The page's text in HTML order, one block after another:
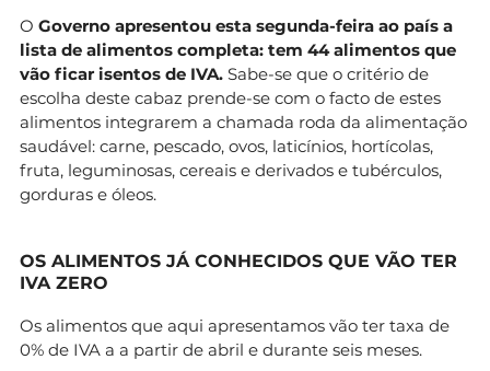
O Governo apresentou esta segunda-feira ao país a
lista de alimentos completa: tem 44 alimentos que
vão ficar isentos de IVA. Sabe-se que o critério de
escolha deste cabaz prende-se com o facto de estes
alimentos integrarem a chamada roda da alimentação
saudável: carne, pescado, ovos, laticínios, hortícolas,
fruta, leguminosas, cereais e derivados e tubérculos,
gorduras e óleos.
OS ALIMENTOS JÁ CONHECIDOS QUE VÃO TER
IVA ZERO
Os alimentos que aqui apresentamos vão ter taxa de
0% de IVA a a partir de abril e durante seis meses.